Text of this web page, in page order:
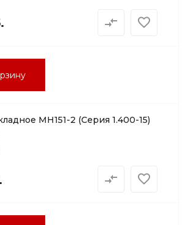
МН151-2 (Серия 1.400-15)